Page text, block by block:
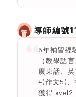
導師編號
6年補習經
（教學語
廣東話、
4(作文5)、
獲得level2